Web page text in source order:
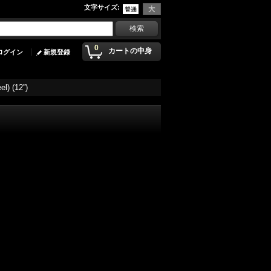
文字サイズ:
0 カートの中身
グイン 新規登録
(12'')